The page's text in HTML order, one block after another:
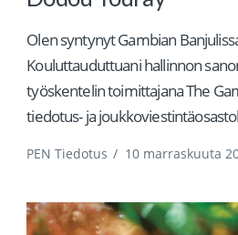
Olen syntynyt Gambian
Kouluttauduttuani hallinnon
työskentelin toimittajana The
tiedotus- ja
PEN Tiedotus / 10 marraskuuta